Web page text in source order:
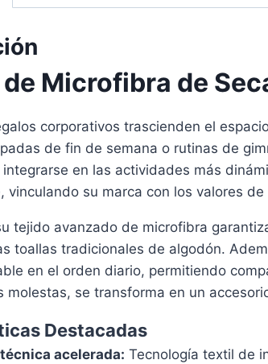
Microfibra de
corporativos trascienden el
de fin de semana o rutinas de
en las actividades más
vinculando su marca con los valores
tejido avanzado de microfibra
toallas tradicionales de algodón.
en el orden diario, permitiendo
molestas, se transforma en un
Destacadas
acelerada: Tecnología textil de